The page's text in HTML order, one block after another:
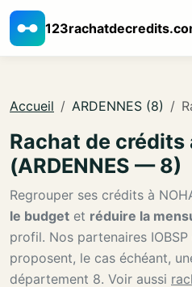
Accueil ARDENNES (8)
Rachat de crédits
(ARDENNES — 8)
Regrouper ses crédits à
le budget et réduire la
profil. Nos partenaires
proposent, le cas échéant,
département 8. Voir aussi